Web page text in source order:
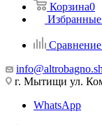
Корзина0
Сравнение
г. Мытищи ул.
WhatsApp